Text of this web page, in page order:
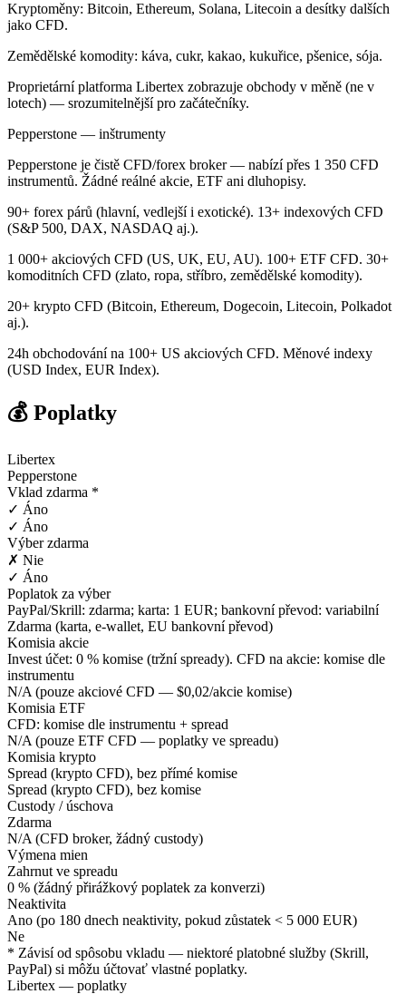
Kryptoměny: Bitcoin, Ethereum, Solana, Litecoin a desítky dalších
jako CFD.
Zemědělské komodity: káva, cukr, kakao, kukuřice, pšenice, sója.
Proprietární platforma Libertex zobrazuje obchody v měně (ne v
lotech) — srozumitelnější pro začátečníky.
Pepperstone — inštrumenty
Pepperstone je čistě CFD/forex broker — nabízí přes 1 350 CFD
instrumentů. Žádné reálné akcie, ETF ani dluhopisy.
90+ forex párů (hlavní, vedlejší i exotické). 13+ indexových CFD
(S&P 500, DAX, NASDAQ aj.).
1 000+ akciových CFD (US, UK, EU, AU). 100+ ETF CFD. 30+
komoditních CFD (zlato, ropa, stříbro, zemědělské komodity).
20+ krypto CFD (Bitcoin, Ethereum, Dogecoin, Litecoin, Polkadot
aj.).
24h obchodování na 100+ US akciových CFD. Měnové indexy
(USD Index, EUR Index).
💰 Poplatky
Libertex
Pepperstone
Vklad zdarma *
✓ Áno
✓ Áno
Výber zdarma
✗ Nie
✓ Áno
Poplatok za výber
PayPal/Skrill: zdarma; karta: 1 EUR; bankovní převod: variabilní
Zdarma (karta, e-wallet, EU bankovní převod)
Komisia akcie
Invest účet: 0 % komise (tržní spready). CFD na akcie: komise dle
instrumentu
N/A (pouze akciové CFD — $0,02/akcie komise)
Komisia ETF
CFD: komise dle instrumentu + spread
N/A (pouze ETF CFD — poplatky ve spreadu)
Komisia krypto
Spread (krypto CFD), bez přímé komise
Spread (krypto CFD), bez komise
Custody / úschova
Zdarma
N/A (CFD broker, žádný custody)
Výmena mien
Zahrnut ve spreadu
0 % (žádný přirážkový poplatek za konverzi)
Neaktivita
Ano (po 180 dnech neaktivity, pokud zůstatek < 5 000 EUR)
Ne
* Závisí od spôsobu vkladu — niektoré platobné služby (Skrill,
PayPal) si môžu účtovať vlastné poplatky.
Libertex — poplatky